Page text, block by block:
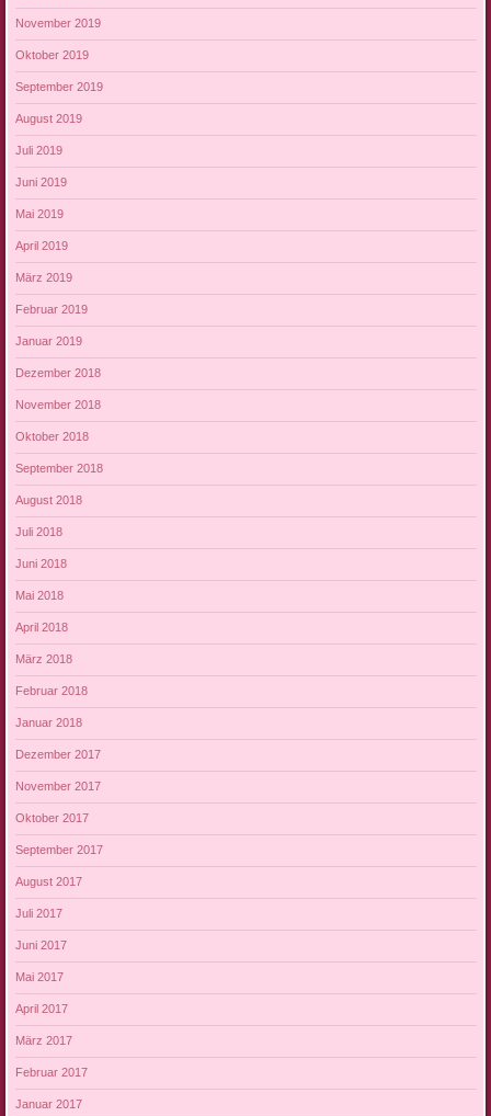
November 2019
Oktober 2019
September 2019
August 2019
Juli 2019
Juni 2019
Mai 2019
April 2019
März 2019
Februar 2019
Januar 2019
Dezember 2018
November 2018
Oktober 2018
September 2018
August 2018
Juli 2018
Juni 2018
Mai 2018
April 2018
März 2018
Februar 2018
Januar 2018
Dezember 2017
November 2017
Oktober 2017
September 2017
August 2017
Juli 2017
Juni 2017
Mai 2017
April 2017
März 2017
Februar 2017
Januar 2017